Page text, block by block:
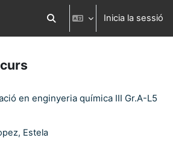
Commuta l'entrada de la cerca
Inicia la sessió
en enginyeria química III Gr.A-L5
Estela